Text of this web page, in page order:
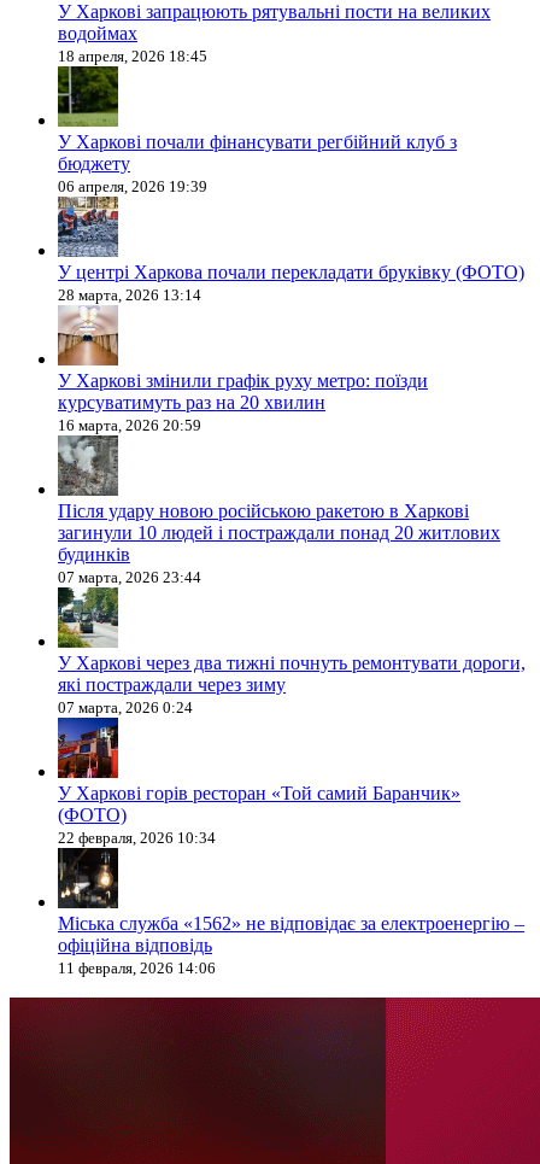
У Харкові запрацюють рятувальні пости на великих
водоймах
18 апреля, 2026 18:45
У Харкові почали фінансувати регбійний клуб з
бюджету
06 апреля, 2026 19:39
У центрі Харкова почали перекладати бруківку (ФОТО)
28 марта, 2026 13:14
У Харкові змінили графік руху метро: поїзди
курсуватимуть раз на 20 хвилин
16 марта, 2026 20:59
Після удару новою російською ракетою в Харкові
загинули 10 людей і постраждали понад 20 житлових
будинків
07 марта, 2026 23:44
У Харкові через два тижні почнуть ремонтувати дороги,
які постраждали через зиму
07 марта, 2026 0:24
У Харкові горів ресторан «Той самий Баранчик»
(ФОТО)
22 февраля, 2026 10:34
Міська служба «1562» не відповідає за електроенергію –
офіційна відповідь
11 февраля, 2026 14:06